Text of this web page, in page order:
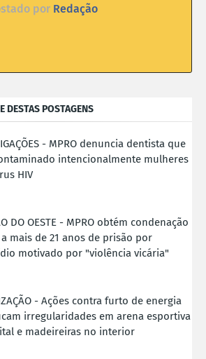
por Redação
DESTAS POSTAGENS
- MPRO denuncia dentista que
intencionalmente mulheres
HIV
DO OESTE - MPRO obtém condenação
mais de 21 anos de prisão por
motivado por "violência vicária"
- Ações contra furto de energia
irregularidades em arena esportiva
e madeireiras no interior